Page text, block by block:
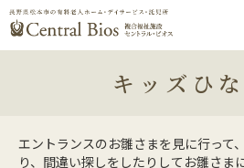
キッズひ
エントランスのお雛さまを見に行って
り、間違い探しをしたりしてお雛さま